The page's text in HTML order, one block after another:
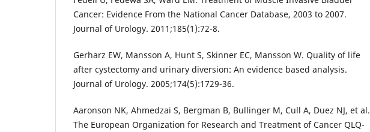
Cancer: Evidence From the National Cancer Database, 2003 to 2007.
Journal of Urology. 2011;185(1):72-8.
Gerharz EW, Mansson A, Hunt S, Skinner EC, Mansson W. Quality of life
after cystectomy and urinary diversion: An evidence based analysis.
Journal of Urology. 2005;174(5):1729-36.
Aaronson NK, Ahmedzai S, Bergman B, Bullinger M, Cull A, Duez NJ, et al.
The European Organization for Research and Treatment of Cancer QLQ-